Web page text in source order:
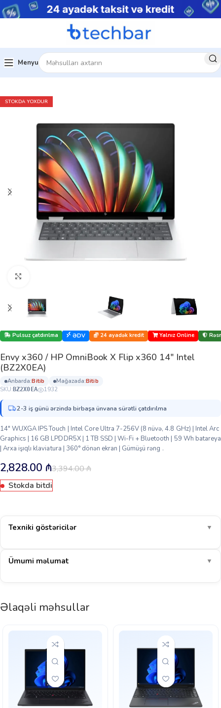
Menyu
Ev Noutbuklar Premium noutbuklar
STOKDA YOXDUR
Pulsuz çatdırılma ƏDV 24 ayadək kredit Yalnız Online
Envy x360 / HP OmniBook X Flip x360 14″ Intel
(BZ2X0EA)
anbarda: bi̇ti̇b mağazada: bi̇ti̇b
SKU: BZ2X0EA 1932
2-3 iş günü ərzində birbaşa ünvana sürətli çatdırılma
14″ WUXGA IPS Touch | Intel Core Ultra 7-256V (8 nüvə, 4.8 GHz) | Intel Arc
Graphics | 16 GB LPDDR5X | 1 TB SSD | Wi-Fi + Bluetooth | 59 Wh batareya
| Arxa işıqlı klaviatura | 360° dönən ekran | Gümüşü rəng .
3,394.00₼
2,828.00 ₼
Stokda bitdi
Texniki göstəricilər ▼
Ümumi məlumat ▼
Əlaqəli məhsullar